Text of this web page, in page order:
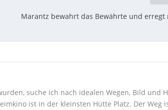
Marantz bewahrt das Bewährte und erregt
suche ich nach idealen Wegen, Bild und
ist in der kleinsten Hütte Platz. Der Weg